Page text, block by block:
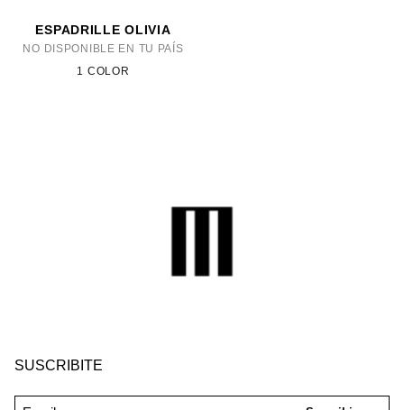
ESPADRILLE OLIVIA
NO DISPONIBLE EN TU PAÍS
1 COLOR
SUSCRIBITE